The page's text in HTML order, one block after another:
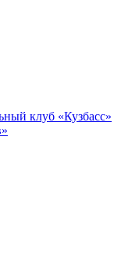
клуб «Кузбасс»